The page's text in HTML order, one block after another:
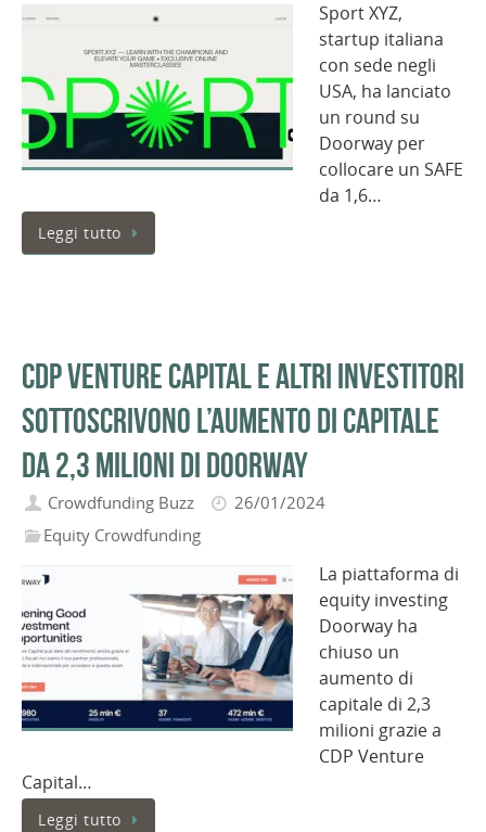
Sport XYZ,
startup italiana
con sede negli
USA, ha lanciato
un round su
Doorway per
collocare un SAFE
da 1,6…
Leggi tutto
CDP Venture Capital e altri investitori
sottoscrivono l’aumento di capitale
da 2,3 milioni di Doorway
Crowdfunding Buzz
26/01/2024
Equity Crowdfunding
La piattaforma di
equity investing
Doorway ha
chiuso un
aumento di
capitale di 2,3
milioni grazie a
CDP Venture
Capital…
Leggi tutto